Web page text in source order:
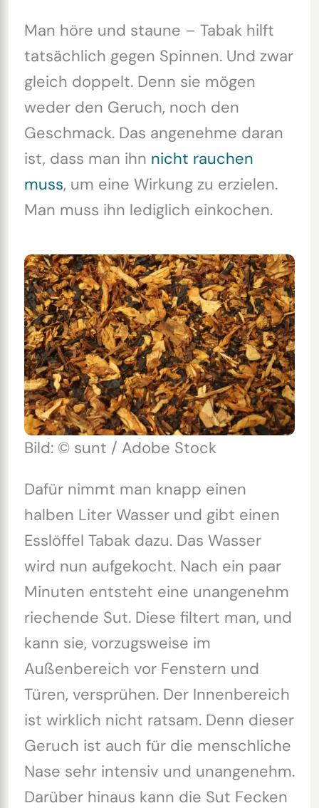
Man höre und staune – Tabak hilft
tatsächlich gegen Spinnen. Und zwar
gleich doppelt. Denn sie mögen
weder den Geruch, noch den
Geschmack. Das angenehme daran
ist, dass man ihn nicht rauchen
muss, um eine Wirkung zu erzielen.
Man muss ihn lediglich einkochen.
Bild: © sunt / Adobe Stock
Dafür nimmt man knapp einen
halben Liter Wasser und gibt einen
Esslöffel Tabak dazu. Das Wasser
wird nun aufgekocht. Nach ein paar
Minuten entsteht eine unangenehm
riechende Sut. Diese filtert man, und
kann sie, vorzugsweise im
Außenbereich vor Fenstern und
Türen, versprühen. Der Innenbereich
ist wirklich nicht ratsam. Denn dieser
Geruch ist auch für die menschliche
Nase sehr intensiv und unangenehm.
Darüber hinaus kann die Sut Fecken